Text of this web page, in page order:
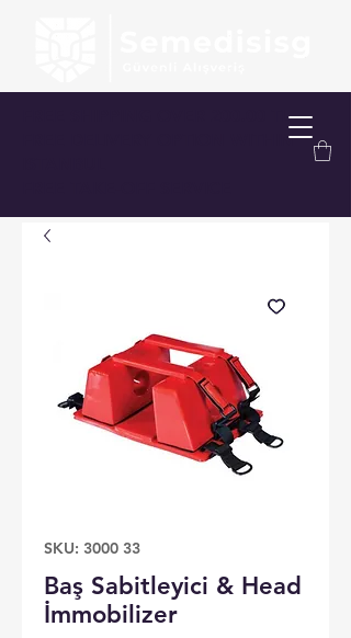
FREE SHIPPING OVER 200.00 TL
FREE DELIVERY OPTION WITHIN
SKU: 3000 33
Baş Sabitleyici & Head
İmmobilizer